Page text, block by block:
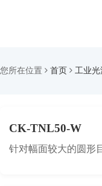
您所在位置 首页 工业光
CK-TNL50-W
针对幅面较大的圆形